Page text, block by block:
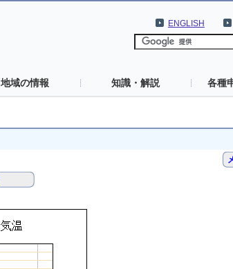
ENGLISH
地域の情報 知識・解説 各種